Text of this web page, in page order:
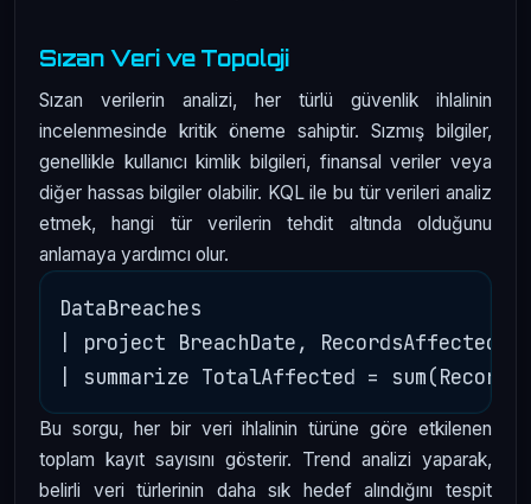
Sızan Veri ve Topoloji
Sızan verilerin analizi, her türlü güvenlik ihlalinin
incelenmesinde kritik öneme sahiptir. Sızmış bilgiler,
genellikle kullanıcı kimlik bilgileri, finansal veriler veya
diğer hassas bilgiler olabilir. KQL ile bu tür verileri analiz
etmek, hangi tür verilerin tehdit altında olduğunu
anlamaya yardımcı olur.
DataBreaches
| project BreachDate, RecordsAffected,
Bu sorgu, her bir veri ihlalinin türüne göre etkilenen
toplam kayıt sayısını gösterir. Trend analizi yaparak,
belirli veri türlerinin daha sık hedef alındığını tespit